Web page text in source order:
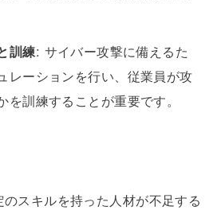
訓練: サイバー攻撃に備えるた
レーションを行い、従業員が攻
訓練することが重要です。
スキルを持った人材が不足する